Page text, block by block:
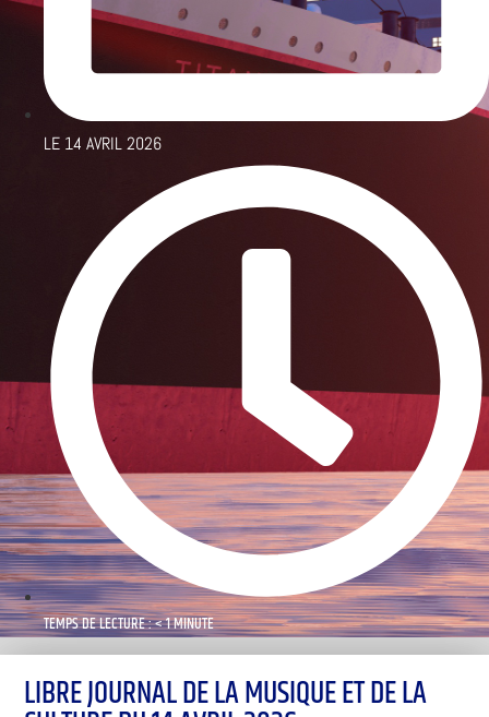
LE 14 AVRIL 2026
TEMPS DE LECTURE : < 1 MINUTE
LIBRE JOURNAL DE LA MUSIQUE ET DE LA